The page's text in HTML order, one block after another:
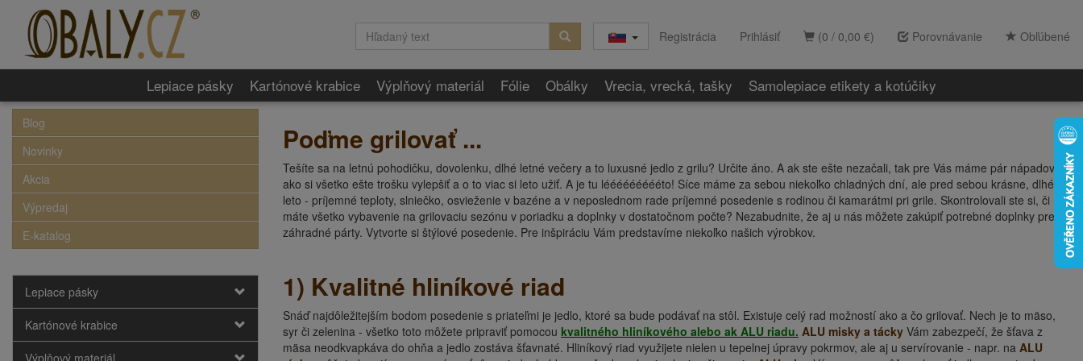
(0 / 0,00 €) Porovnávanie Obľúbené
Registrácia Prihlásiť
Lepiace pásky Kartónové krabice Výplňový materiál Fólie Obálky Vrecia, vrecká, tašky Samolepiace etikety a kotúčiky
Blog
Novinky
Akcia
Výpredaj
E-katalog
Lepiace pásky
Kartónové krabice
Výplňový materiál
Poďme grilovať ...
Tešíte sa na letnú pohodičku, dovolenku, dlhé letné večery a to luxusné jedlo z grilu? Určite áno. A ak ste ešte nezačali, tak pre Vás máme pár nápadov,
ako si všetko ešte trošku vylepšiť a o to viac si leto užiť. A je tu léééééééééto! Síce máme za sebou niekoľko chladných dní, ale pred sebou krásne, dlhé
leto - príjemné teploty, slniečko, osvieženie v bazéne a v neposlednom rade príjemné posedenie s rodinou či kamarátmi pri grile. Skontrolovali ste si, či
máte všetko vybavenie na grilovaciu sezónu v poriadku a doplnky v dostatočnom počte? Nezabudnite, že aj u nás môžete zakúpiť potrebné doplnky pre
záhradné párty. Vytvorte si štýlové posedenie. Pre inšpiráciu Vám predstavíme niekoľko našich výrobkov.
1) Kvalitné hliníkové riad
Snáď najdôležitejším bodom posedenie s priateľmi je jedlo, ktoré sa bude podávať na stôl. Existuje celý rad možností ako a čo grilovať. Nech je to mäso,
syr či zelenina - všetko toto môžete pripraviť pomocou kvalitného hliníkového alebo ak ALU riadu. ALU misky a tácky Vám zabezpečí, že šťava z
mäsa neodkvapkáva do ohňa a jedlo zostáva šťavnaté. Hliníkový riad využijete nielen u tepelnej úpravy pokrmov, ale aj u servírovanie - napr. na ALU